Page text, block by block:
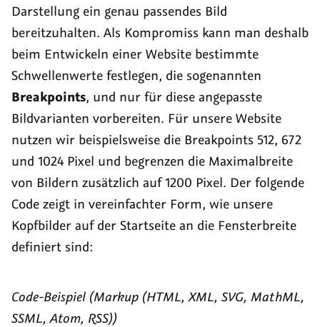
Darstellung ein genau passendes Bild
bereitzuhalten. Als Kompromiss kann man deshalb
beim Entwickeln einer Website bestimmte
Schwellenwerte festlegen, die sogenannten
Breakpoints, und nur für diese angepasste
Bildvarianten vorbereiten. Für unsere Website
nutzen wir beispielsweise die Breakpoints 512, 672
und 1024 Pixel und begrenzen die Maximalbreite
von Bildern zusätzlich auf 1200 Pixel. Der folgende
Code zeigt in vereinfachter Form, wie unsere
Kopfbilder auf der Startseite an die Fensterbreite
definiert sind:
Code-Beispiel (Markup (HTML, XML, SVG, MathML,
SSML, Atom, RSS))